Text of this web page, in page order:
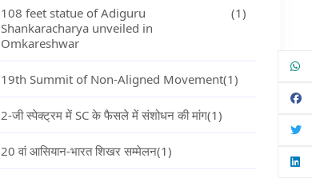
108 feet statue of Adiguru
Shankaracharya unveiled in
Omkareshwar
(1)
19th Summit of Non-Aligned Movement(1)
2-जी स्पेक्ट्रम में SC के फैसले में संशोधन की मांग(1)
20 वां आसियान-भारत शिखर सम्मेलन(1)